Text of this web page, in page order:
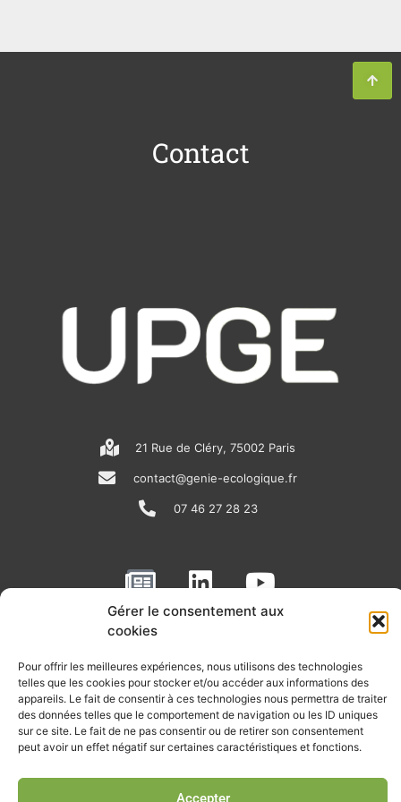
Gérer le consentement aux
cookies
Pour offrir les meilleures expériences, nous utilisons des technologies
telles que les cookies pour stocker et/ou accéder aux informations des
appareils. Le fait de consentir à ces technologies nous permettra de traiter
des données telles que le comportement de navigation ou les ID uniques
sur ce site. Le fait de ne pas consentir ou de retirer son consentement
peut avoir un effet négatif sur certaines caractéristiques et fonctions.
Accepter
Contact
21 Rue de Cléry, 75002 Paris
contact@genie-ecologique.fr
07 46 27 28 23
N
e
w
p
a
p
e
r
L
i
n
e
d
i
n
Y
o
u
u
b
e
RECEVOIR L'ACTU DE LA FILIÈRE
Retrouvez tous les mois les articles terrain de nos adhérents, les
rendez-vous importants de la filière, nos offres de stages et
d’emplois…
Je m'abonne à la lettre d'info